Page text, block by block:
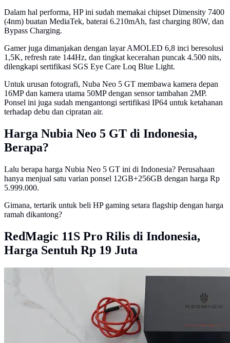
Dalam hal performa, HP ini sudah memakai chipset Dimensity 7400
(4nm) buatan MediaTek, baterai 6.210mAh, fast charging 80W, dan
Bypass Charging.
Gamer juga dimanjakan dengan layar AMOLED 6,8 inci beresolusi
1,5K, refresh rate 144Hz, dan tingkat kecerahan puncak 4.500 nits,
dilengkapi sertifikasi SGS Eye Care Loq Blue Light.
Untuk urusan fotografi, Nuba Neo 5 GT membawa kamera depan
16MP dan kamera utama 50MP dengan sensor tambahan 2MP.
Ponsel ini juga sudah mengantongi sertifikasi IP64 untuk ketahanan
terhadap debu dan cipratan air.
Harga Nubia Neo 5 GT di Indonesia,
Berapa?
Lalu berapa harga Nubia Neo 5 GT ini di Indonesia? Perusahaan
hanya menjual satu varian ponsel 12GB+256GB dengan harga Rp
5.999.000.
Gimana, tertarik untuk beli HP gaming setara flagship dengan harga
ramah dikantong?
RedMagic 11S Pro Rilis di Indonesia,
Harga Sentuh Rp 19 Juta